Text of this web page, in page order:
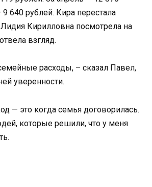
640 рублей. Кира перестала
Лидия Кирилловна посмотрела на
взгляд.
расходы, – сказал Павел,
уверенности.
— это когда семья договорилась.
которые решили, что у меня